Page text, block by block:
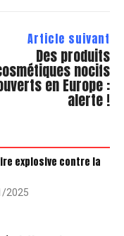
Article suivant
Des produits
nocifs
en Europe :
alerte !
explosive contre la
2025